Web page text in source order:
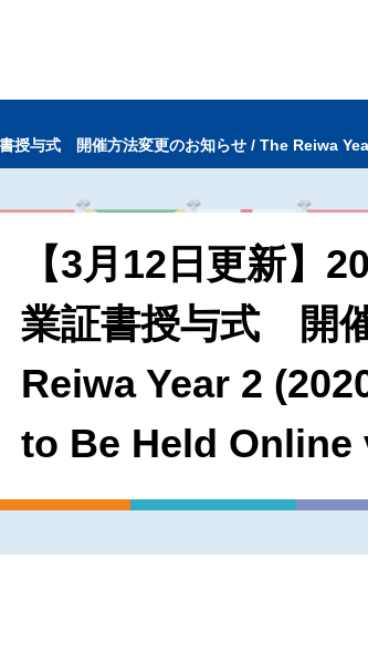
書授与式 開催方法変更のお知らせ / The
【3月12日更新】
業証書授与式 開
Reiwa Year 2
to Be Held Online